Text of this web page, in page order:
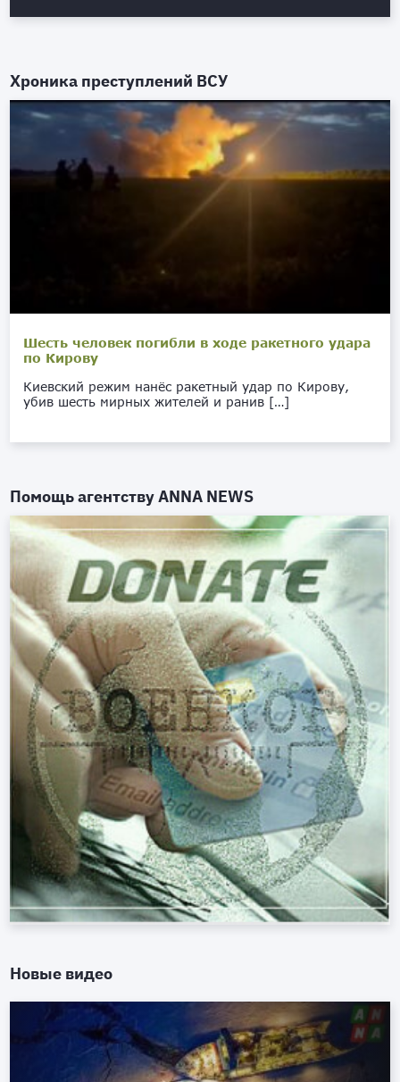
Хроника преступлений ВСУ
Шесть человек погибли в ходе ракетного удара
по Кирову
Киевский режим нанёс ракетный удар по Кирову,
убив шесть мирных жителей и ранив […]
Помощь агентствуANNA NEWS
Новые видео